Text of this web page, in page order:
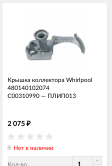
Крышка коллектора Whirlpool
480140102074
C00310990 — ПЛИП013
2 075 ₽
Нет в наличии
Кол-во